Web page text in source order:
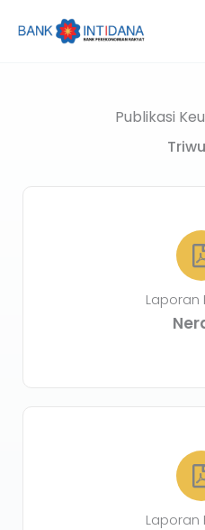
Publikasi
Laporan
Laporan